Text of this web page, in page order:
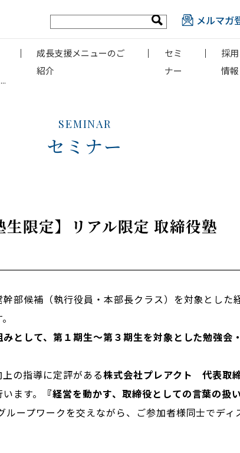
メルマガ
成長支援メニューのご
紹介
セミ
ナー
採用
情報
SEMINAR
セミナー
限定】リアル限定 取締役塾
部候補（執行役員・本部長クラス）を対象とした
として、第１期生～第３期生を対象とした勉強会
の指導に定評がある株式会社プレアクト 代表取
ます。 『経営を動かす、取締役としての言葉の扱
ループワークを交えながら、ご参加者様同士でデ